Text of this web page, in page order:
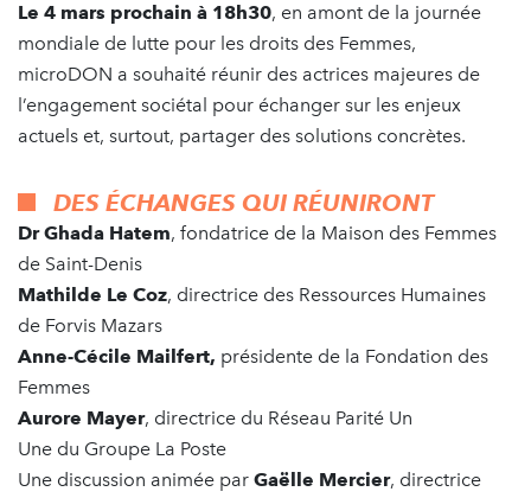
Le 4 mars prochain à 18h30, en amont de la journée
mondiale de lutte pour les droits des Femmes,
microDON a souhaité réunir des actrices majeures de
l’engagement sociétal pour échanger sur les enjeux
actuels et, surtout, partager des solutions concrètes.
DES ÉCHANGES QUI RÉUNIRONT
Dr Ghada Hatem, fondatrice de la Maison des Femmes
de Saint-Denis
Mathilde Le Coz, directrice des Ressources Humaines
de Forvis Mazars
Anne-Cécile Mailfert, présidente de la Fondation des
Femmes
Aurore Mayer, directrice du Réseau Parité Un
Une du Groupe La Poste
Une discussion animée par Gaëlle Mercier, directrice